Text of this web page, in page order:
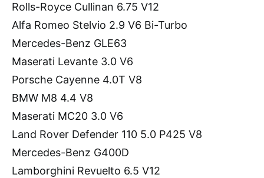
Rolls-Royce Cullinan 6.75 V12
Alfa Romeo Stelvio 2.9 V6 Bi-Turbo
Mercedes-Benz GLE63
Maserati Levante 3.0 V6
Porsche Cayenne 4.0T V8
BMW M8 4.4 V8
Maserati MC20 3.0 V6
Land Rover Defender 110 5.0 P425 V8
Mercedes-Benz G400D
Lamborghini Revuelto 6.5 V12